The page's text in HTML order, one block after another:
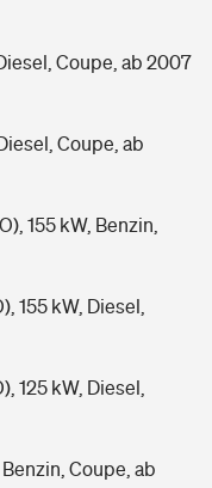
Coupe, ab 2007
Coupe, ab
155 kW, Benzin,
155 kW, Diesel,
125 kW, Diesel,
Coupe, ab